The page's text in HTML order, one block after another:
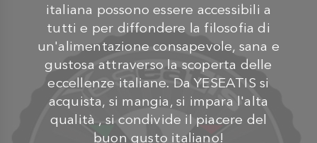
italiana possono essere accessibili a
tutti e per diffondere la filosofia di
un'alimentazione consapevole, sana e
gustosa attraverso la scoperta delle
eccellenze italiane. Da YESEATIS si
acquista, si mangia, si impara l'alta
qualità , si condivide il piacere del
buon gusto italiano!